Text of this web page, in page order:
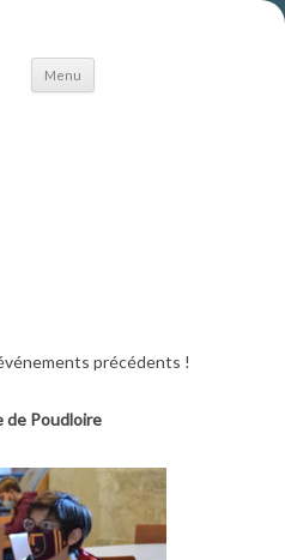
Menu
Aller
précédents !
de Poudloire